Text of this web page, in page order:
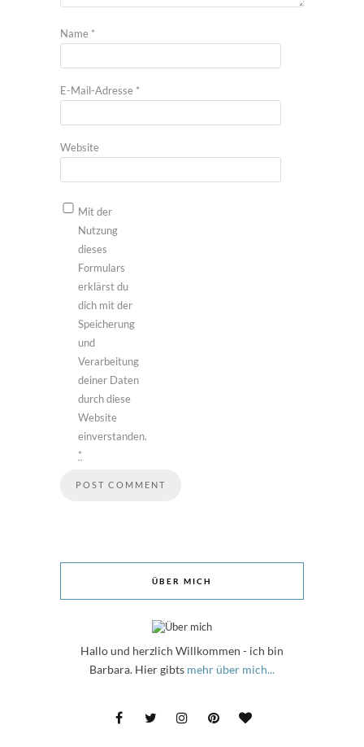
Name *
E-Mail-Adresse *
Website
Mit der
Nutzung
dieses
Formulars
erklärst du
dich mit der
Speicherung
und
Verarbeitung
deiner Daten
durch diese
Website
einverstanden.
*
ÜBER MICH
Hallo und herzlich Willkommen - ich bin
Barbara. Hier gibts mehr über mich...